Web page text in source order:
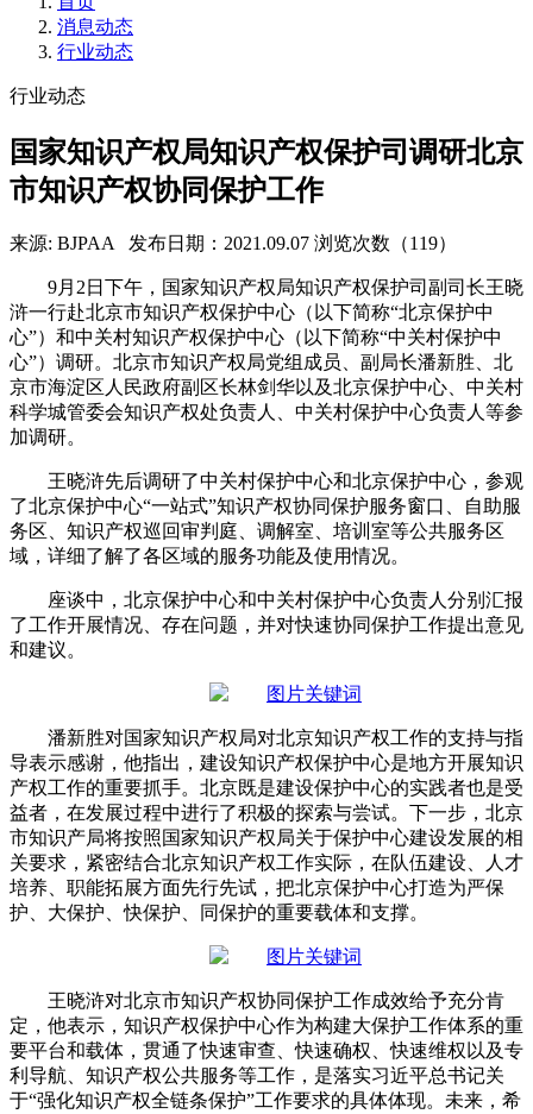
消息动态
行业动态
行业动态
国家知识产权局知识产权保护司调研北京
市知识产权协同保护工作
来源: BJPAA 发布日期：2021.09.07 浏览次数（119）
9月2日下午，国家知识产权局知识产权保护司副司长王晓
浒一行赴北京市知识产权保护中心（以下简称“北京保护中
心”）和中关村知识产权保护中心（以下简称“中关村保护中
心”）调研。北京市知识产权局党组成员、副局长潘新胜、北
京市海淀区人民政府副区长林剑华以及北京保护中心、中关村
科学城管委会知识产权处负责人、中关村保护中心负责人等参
加调研。
王晓浒先后调研了中关村保护中心和北京保护中心，参观
了北京保护中心“一站式”知识产权协同保护服务窗口、自助服
务区、知识产权巡回审判庭、调解室、培训室等公共服务区
域，详细了解了各区域的服务功能及使用情况。
座谈中，北京保护中心和中关村保护中心负责人分别汇报
了工作开展情况、存在问题，并对快速协同保护工作提出意见
和建议。
潘新胜对国家知识产权局对北京知识产权工作的支持与指
导表示感谢，他指出，建设知识产权保护中心是地方开展知识
产权工作的重要抓手。北京既是建设保护中心的实践者也是受
益者，在发展过程中进行了积极的探索与尝试。下一步，北京
市知识产局将按照国家知识产权局关于保护中心建设发展的相
关要求，紧密结合北京知识产权工作实际，在队伍建设、人才
培养、职能拓展方面先行先试，把北京保护中心打造为严保
护、大保护、快保护、同保护的重要载体和支撑。
王晓浒对北京市知识产权协同保护工作成效给予充分肯
定，他表示，知识产权保护中心作为构建大保护工作体系的重
要平台和载体，贯通了快速审查、快速确权、快速维权以及专
利导航、知识产权公共服务等工作，是落实习近平总书记关
于“强化知识产权全链条保护”工作要求的具体体现。未来，希